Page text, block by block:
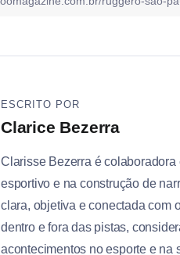
ESCRITO POR
Clarice Bezerra
Clarisse Bezerra é
esportivo e na construção de
clara, objetiva e conectada com
dentro e fora das pistas,
acontecimentos no esporte e na